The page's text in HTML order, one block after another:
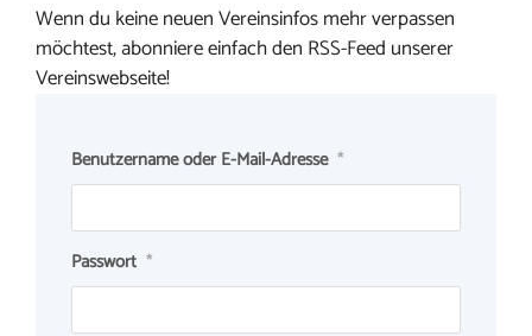
Wenn du keine neuen Vereinsinfos mehr verpassen
möchtest, abonniere einfach den RSS-Feed unserer
Vereinswebseite!
Benutzername oder E-Mail-Adresse *
Passwort *